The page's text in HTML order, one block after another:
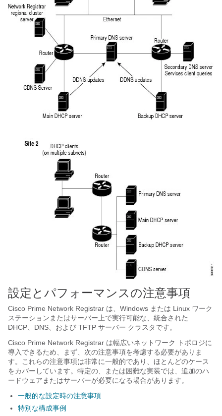
設定とパフォーマンスの注意事項
Cisco Prime Network Registrar は、Windows または Linux ワーク
ステーションまたはサーバー上で実行可能な、統合された
DHCP 、DNS、および TFTP サーバー クラスタです。
Cisco Prime Network Registrar は幅広いネットワーク トポロジに
導入できるため、まず、次の注意事項を考慮する必要がありま
す。これらの注意事項は非常に一般的であり、ほとんどのケース
をカバーしています。特定の、または困難な実装では、追加のハ
ードウェアまたはサーバーが必要になる場合があります。
一般的な設定時の注意事項
特別な構成事例